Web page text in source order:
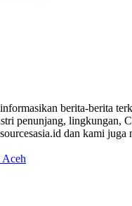
berita-berita
penunjang, lingkungan,
dan kami